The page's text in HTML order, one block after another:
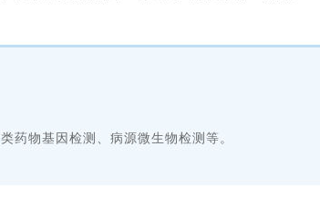
药物基因检测、病源微生物检测等。